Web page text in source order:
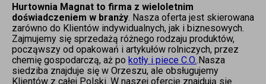
Hurtownia Magnat to firma z wieloletnim
doświadczeniem w branży. Nasza oferta jest skierowana
zarówno do Klientów indywidualnych, jak i biznesowych.
Zajmujemy się sprzedażą różnego rodzaju produktów,
począwszy od opakowań i artykułów rolniczych, przez
chemię gospodarczą, aż po kotły i piece C.O..Nasza
siedziba znajduje się w Orzeszu, ale obsługujemy
Klientów z całej Polski. W naszej ofercie znajdują się